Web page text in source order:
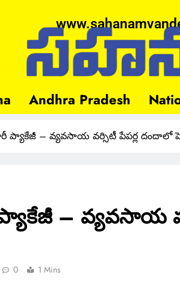
Andhra Pradesh
ప్యాకేజీ – వ్యవసాయ వర్సిటీ పేపర్ల దందాలో
– వ్యవసాయ
0 1 Mins